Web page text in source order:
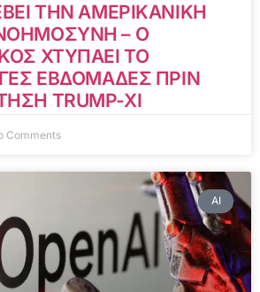
ΤΗΝ ΑΜΕΡΙΚΑΝΙΚΗ
– Ο
ΧΤΥΠΑΕΙ ΤΟ
ΕΒΔΟΜΑΔΕΣ ΠΡΙΝ
TRUMP-XI
Comments
AI